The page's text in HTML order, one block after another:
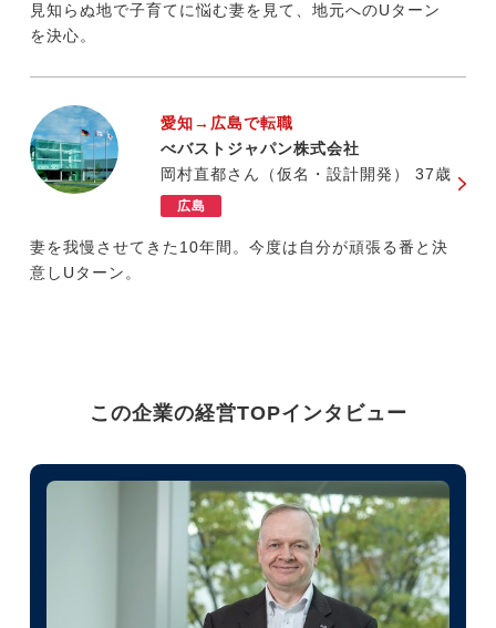
見知らぬ地で子育てに悩む妻を見て、地元へのUターン
を決心。
愛知→広島で転職
べバストジャパン株式会社
岡村直都さん（仮名・設計開発） 37歳
広島
妻を我慢させてきた10年間。今度は自分が頑張る番と決
意しUターン。
この企業の経営TOPインタビュー